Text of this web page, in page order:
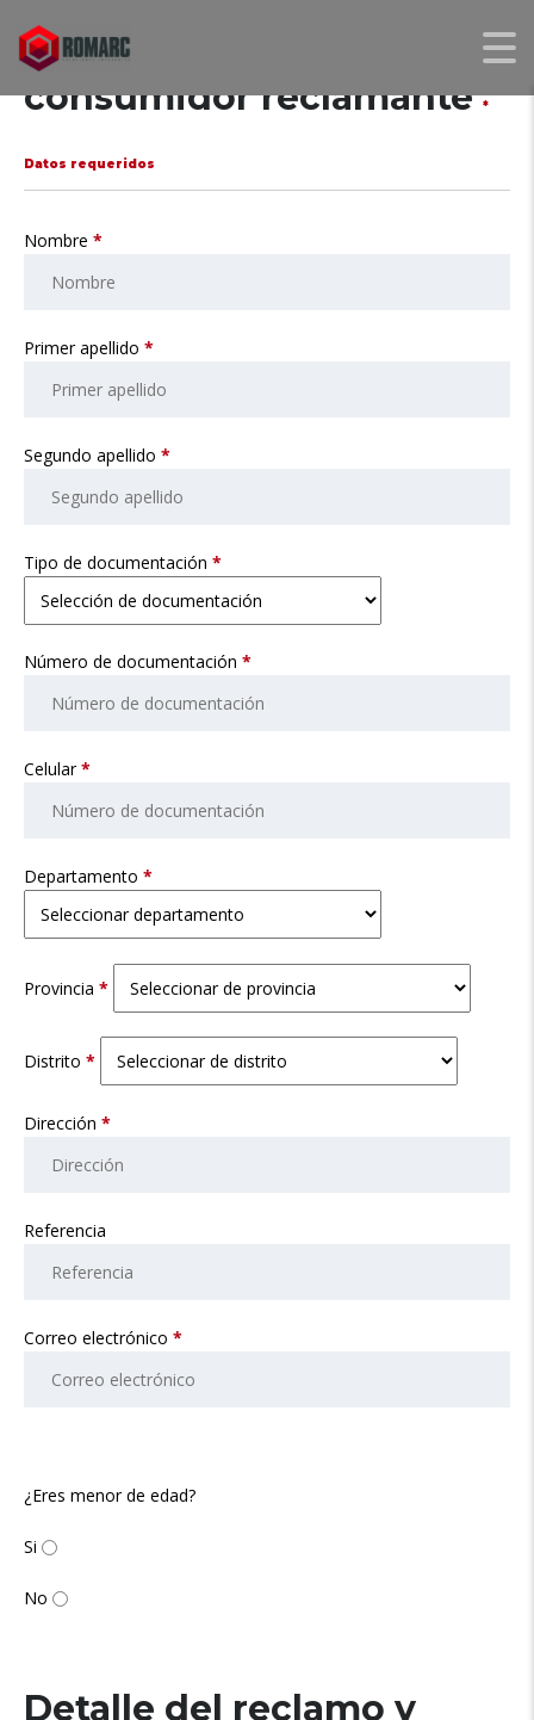
Identificación del
consumidor reclamante*
Datos requeridos
Nombre*
Primer apellido*
Segundo apellido*
Tipo de documentación*
Número de documentación*
Celular*
Departamento*
Provincia*
Distrito*
Dirección*
Referencia
Correo electrónico*
¿Eres menor de edad?
Si
No
Detalle del reclamo y